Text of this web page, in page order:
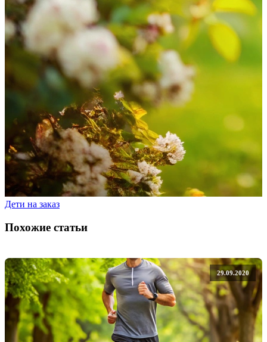
Дети на заказ
Похожие статьи
29.09.2020